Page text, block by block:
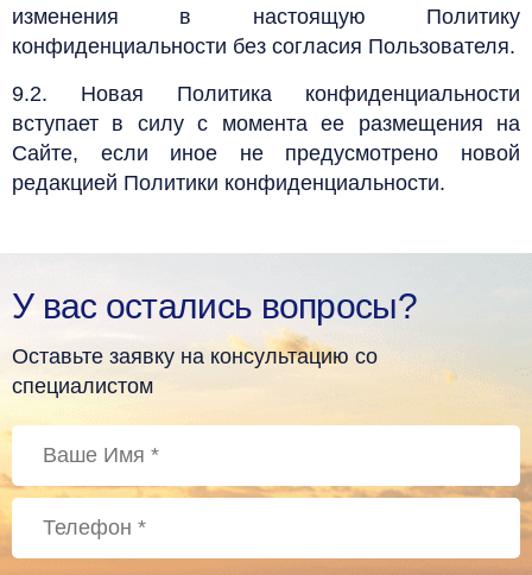
изменения в настоящую Политику
конфиденциальности без согласия Пользователя.
9.2. Новая Политика конфиденциальности
вступает в силу с момента ее размещения на
Сайте, если иное не предусмотрено новой
редакцией Политики конфиденциальности.
У вас остались вопросы?
Оставьте заявку на консультацию со
специалистом